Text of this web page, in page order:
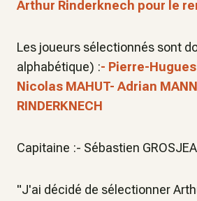
Arthur Rinderknech pour le
Les joueurs sélectionnés sont
alphabétique) :- Pierre-Hugues
Nicolas MAHUT- Adrian
RINDERKNECH
Capitaine :- Sébastien
"J'ai décidé de sélectionner